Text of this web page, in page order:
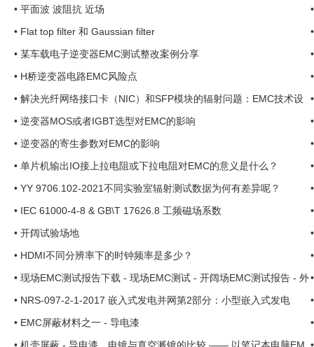
射暗室？ ...
• 平面波 波阻抗 近场
• Flat top filter 和 Gaussian filter
• 某车载电子逆变器EMC测试整改案例分享
• H桥逆变器电路EMC风险点
• 解决光纤网络接口卡（NIC）和SFP模块的辐射问题：EMC技术设
计综述 ...
• 逆变器MOS或者IGBT选型对EMC的影响
• 逆变器的寄生参数对EMC的影响
• 单片机输出IO接上拉电阻或下拉电阻对EMC的意义是什么？
• YY 9706.102-2021不同实验室辐射测试数据为何有差异呢？
• IEC 61000-4-8 & GB\T 17626.8 工频磁场系数
• 开阔试验场地
• HDMI不同分辨率下的时钟频率是多少？
• 现场EMC测试报告下载 - 现场EMC测试 - 开阔场EMC测试报告 - 外
检EMC报告 - EMC外检 ...
• NRS-097-2-1-2017 嵌入式发电并网第2部分：小型嵌入式发电
• EMC屏蔽材料之一 - 导电漆